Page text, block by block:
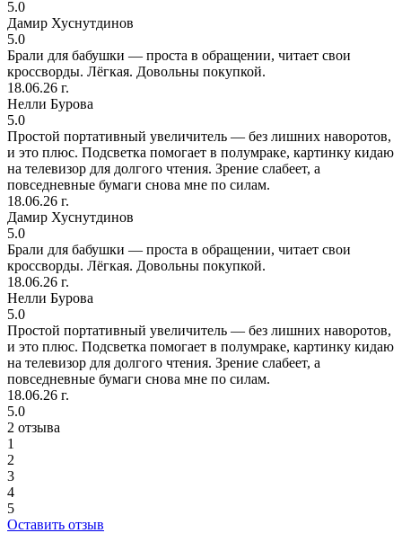
5.0
Дамир Хуснутдинов
5.0
Брали для бабушки — проста в обращении, читает свои
кроссворды. Лёгкая. Довольны покупкой.
18.06.26 г.
Нелли Бурова
5.0
Простой портативный увеличитель — без лишних наворотов,
и это плюс. Подсветка помогает в полумраке, картинку кидаю
на телевизор для долгого чтения. Зрение слабеет, а
повседневные бумаги снова мне по силам.
18.06.26 г.
Дамир Хуснутдинов
5.0
Брали для бабушки — проста в обращении, читает свои
кроссворды. Лёгкая. Довольны покупкой.
18.06.26 г.
Нелли Бурова
5.0
Простой портативный увеличитель — без лишних наворотов,
и это плюс. Подсветка помогает в полумраке, картинку кидаю
на телевизор для долгого чтения. Зрение слабеет, а
повседневные бумаги снова мне по силам.
18.06.26 г.
5.0
2 отзыва
1
2
3
4
5
Оставить отзыв